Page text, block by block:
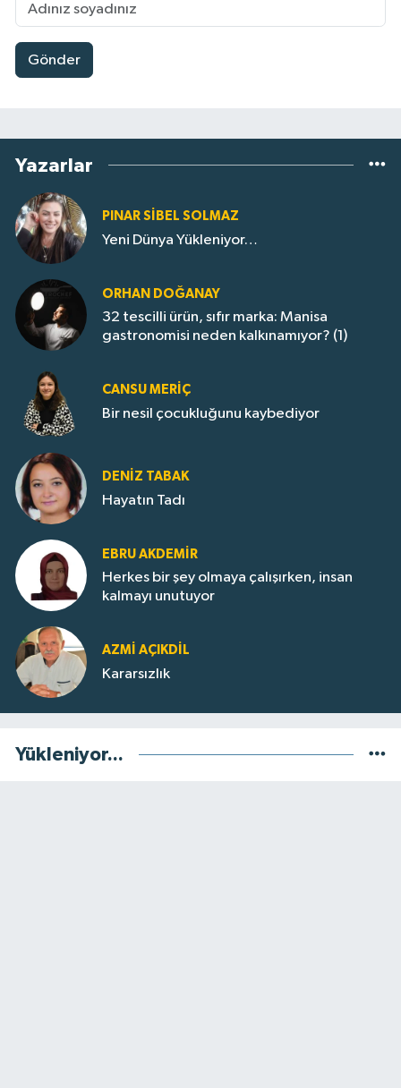
Gönder
Yazarlar
PINAR SIBEL SOLMAZ
Yeni Dünya Yükleniyor…
ORHAN DOĞANAY
32 tescilli ürün, sıfır marka: Manisa
gastronomisi neden kalkınamıyor? (1)
CANSU MERİÇ
Bir nesil çocukluğunu kaybediyor
DENIZ TABAK
Hayatın Tadı
EBRU AKDEMİR
Herkes bir şey olmaya çalışırken, insan
kalmayı unutuyor
AZMI AÇIKDİL
Kararsızlık
Yükleniyor...